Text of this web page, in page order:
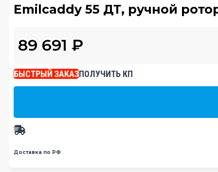
Emilcaddy 55 ДТ, ручной
89 691 ₽
БЫСТРЫЙ ЗАКАЗПОЛУЧИТЬ КП
Доставка по РФ